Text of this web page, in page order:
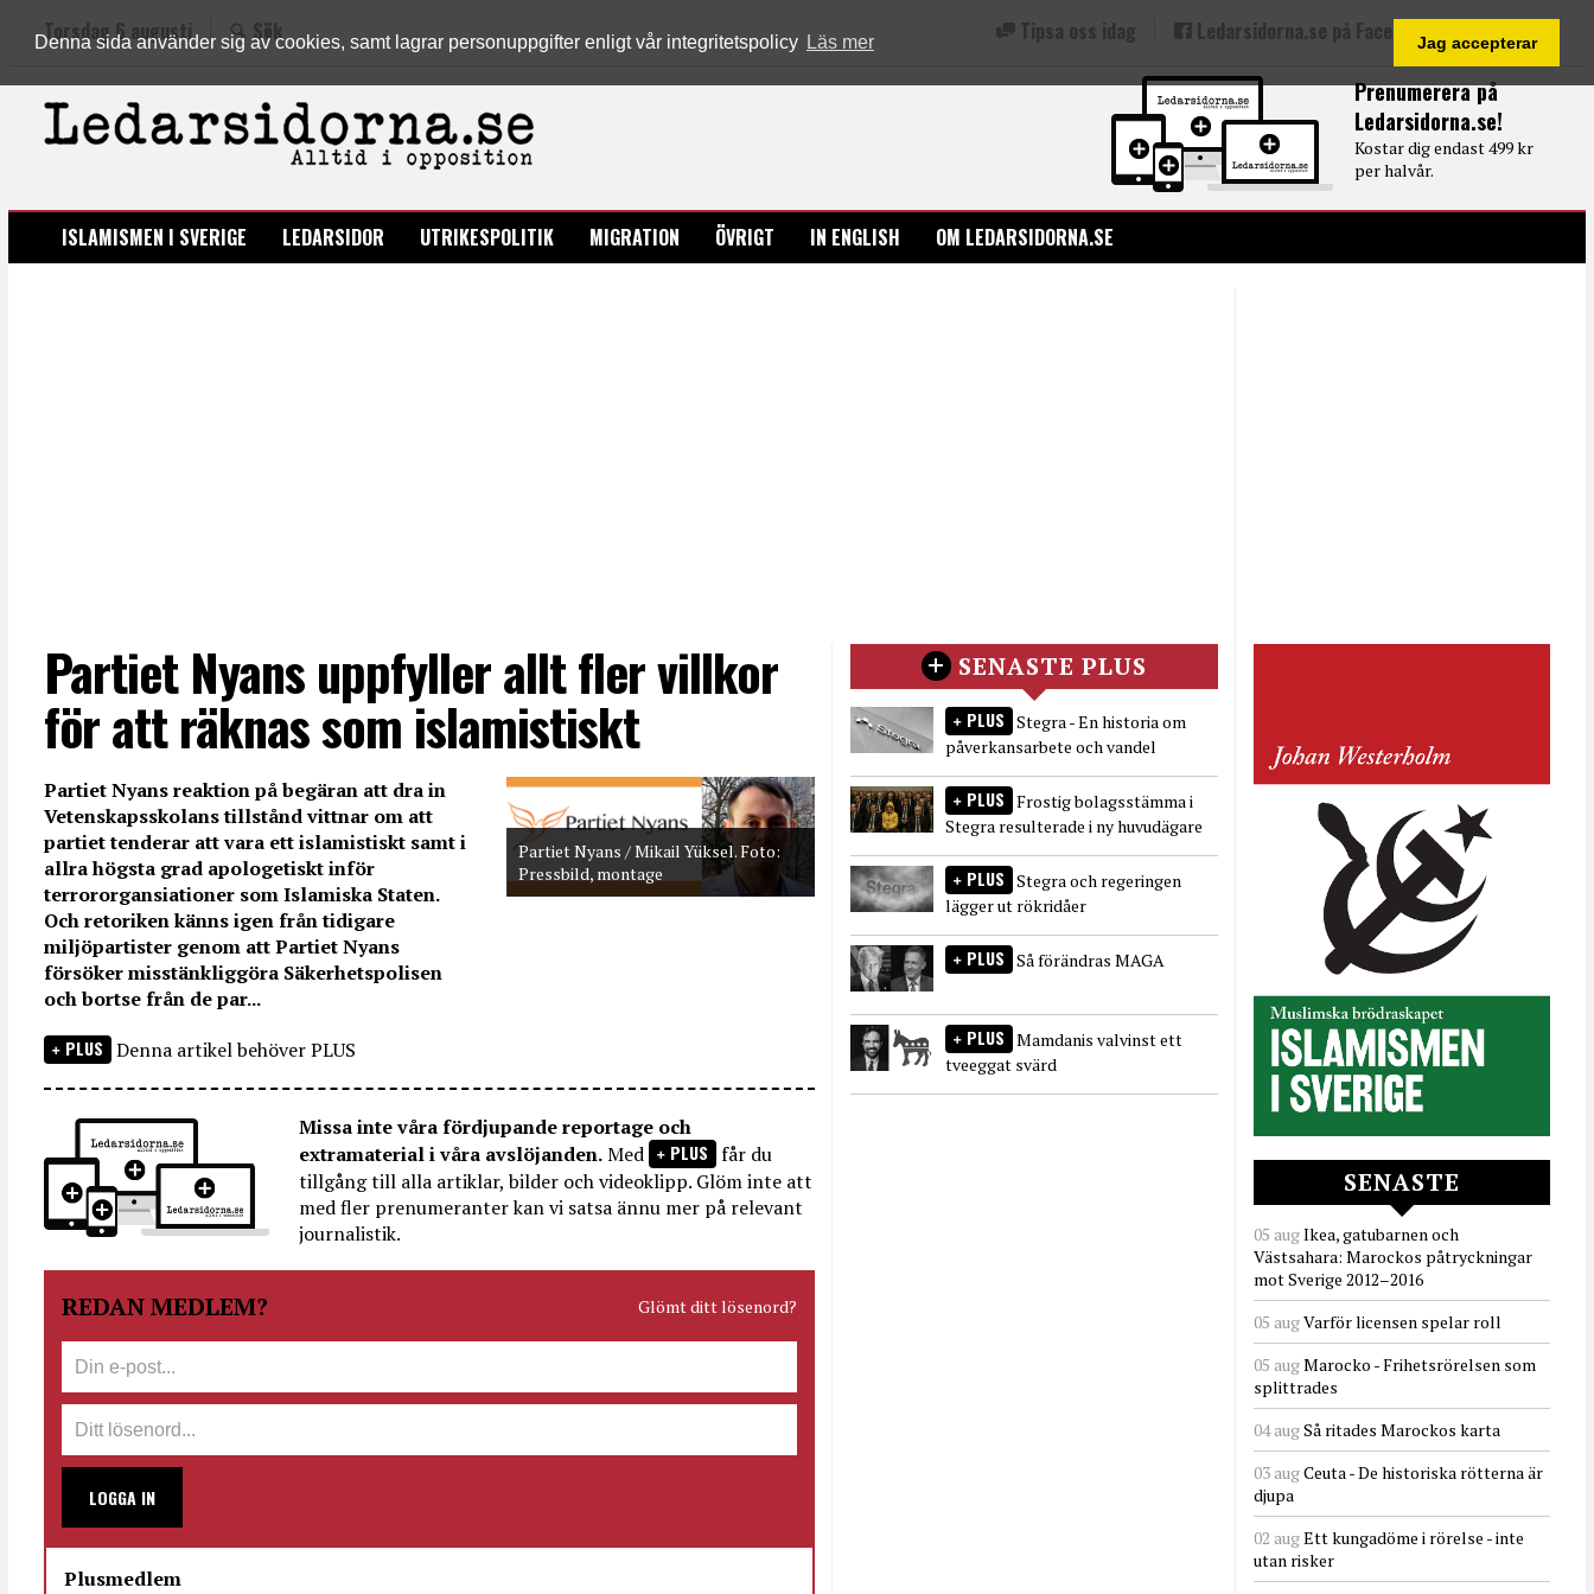
Denna sida använder sig av cookies, samt lagrar personuppgifter enligt vår integritetspolicy Läs mer Jag accepterar
Prenumerera på
Ledarsidorna.se!
Kostar dig endast 499 kr
per halvår.
Torsdag 6 augusti Sök Tipsa oss idag Ledarsidorna.se på Facebook
LEDARSIDORNA.SE
ISLAMISMEN I SVERIGE LEDARSIDOR UTRIKESPOLITIK MIGRATION ÖVRIGT IN ENGLISH OM LEDARSIDORNA.SE
Partiet Nyans uppfyller allt fler villkor
för att räknas som islamistiskt
Partiet Nyans / Mikail Yüksel. Foto:
Pressbild, montage
Partiet Nyans reaktion på begäran att dra in
Vetenskapsskolans tillstånd vittnar om att
partiet tenderar att vara ett islamistiskt samt i
allra högsta grad apologetiskt inför
terrororgansiationer som Islamiska Staten.
Och retoriken känns igen från tidigare
miljöpartister genom att Partiet Nyans
försöker misstänkliggöra Säkerhetspolisen
och bortse från de par...
PLUS Denna artikel behöver PLUS
Missa inte våra fördjupande reportage och
extramaterial i våra avslöjanden.Med PLUS får du
tillgång till alla artiklar, bilder och videoklipp. Glöm inte att
med fler prenumeranter kan vi satsa ännu mer på relevant
journalistik.
REDAN MEDLEM? Glömt ditt lösenord?
LOGGA IN
Plusmedlem
SENASTE PLUS
PLUS Stegra - En historia om
påverkansarbete och vandel
PLUS Frostig bolagsstämma i
Stegra resulterade i ny huvudägare
PLUS Stegra och regeringen
lägger ut rökridåer
PLUS Så förändras MAGA
PLUS Mamdanis valvinst ett
tveeggat svärd
SENASTE
05 augIkea, gatubarnen och
Västsahara: Marockos påtryckningar
mot Sverige 2012–2016
05 augVarför licensen spelar roll
05 augMarocko - Frihetsrörelsen som
splittrades
04 augSå ritades Marockos karta
03 augCeuta - De historiska rötterna är
djupa
02 augEtt kungadöme i rörelse - inte
utan risker